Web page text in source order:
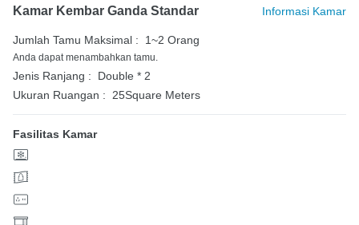
Kamar Kembar Ganda Standar Informasi Kamar
Jumlah Tamu Maksimal : 1~2 Orang
Anda dapat menambahkan tamu.
Jenis Ranjang :
Double * 2
Ukuran Ruangan :
25Square Meters
Fasilitas Kamar